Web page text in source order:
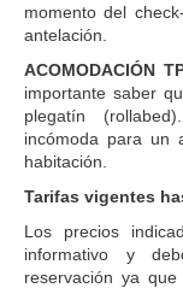
momento del
antelación.
ACOMODACIÓN
importante saber
plegatín
incómoda para un
habitación.
Tarifas vigentes
Los precios
informativo y
reservación ya